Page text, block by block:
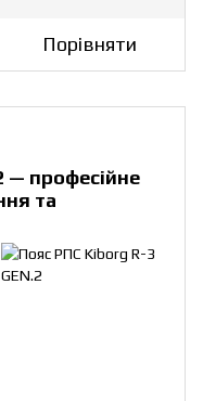
Порівняти
— професійне
та